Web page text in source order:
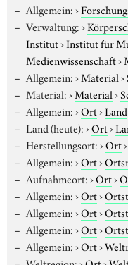
Allgemein:›
Verwaltung:›
Institut›Institut für
Medienwissenschaft›
Allgemein:›Material›
Material:›Material›
Allgemein:›Ort›Land
Land (heute):›Ort›
Herstellungsort:›Ort›
Allgemein:›Ort›
Aufnahmeort:›Ort›
Allgemein:›Ort›
Allgemein:›Ort›
Allgemein:›Ort›
Allgemein:›Ort›